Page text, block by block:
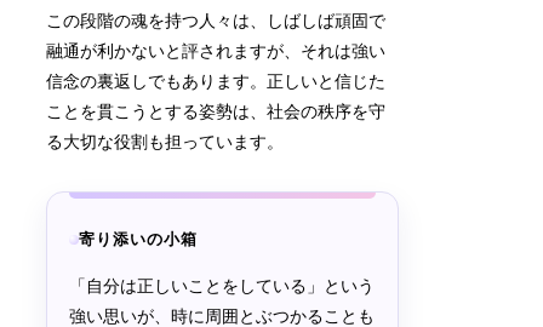
この段階の魂を持つ人々は、しばしば頑固で
融通が利かないと評されますが、それは強い
信念の裏返しでもあります。正しいと信じた
ことを貫こうとする姿勢は、社会の秩序を守
る大切な役割も担っています。
寄り添いの小箱
「自分は正しいことをしている」という
強い思いが、時に周囲とぶつかることも